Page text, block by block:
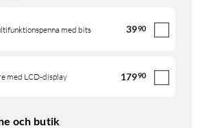
med bits 3990
med LCD-display 17990
och butik